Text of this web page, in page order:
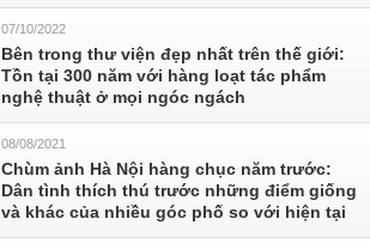
07/10/2022
Bên trong thư viện đẹp nhất trên thế giới:
Tồn tại 300 năm với hàng loạt tác phẩm
nghệ thuật ở mọi ngóc ngách
08/08/2021
Chùm ảnh Hà Nội hàng chục năm trước:
Dân tình thích thú trước những điểm giống
và khác của nhiều góc phố so với hiện tại